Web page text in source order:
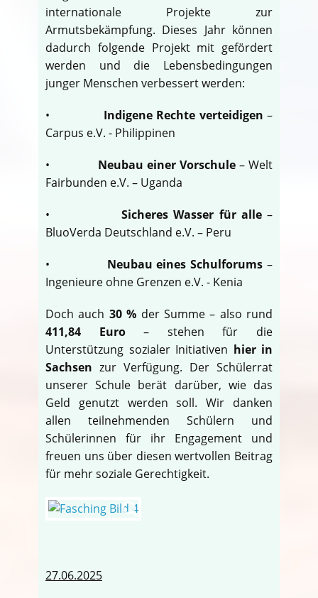
internationale Projekte zur
Armutsbekämpfung. Dieses Jahr können
dadurch folgende Projekt mit gefördert
werden und die Lebensbedingungen
junger Menschen verbessert werden:
• Indigene Rechte verteidigen –
Carpus e.V. - Philippinen
• Neubau einer Vorschule – Welt
Fairbunden e.V. – Uganda
•Sicheres Wasser für alle–
BluoVerda Deutschland e.V. – Peru
• Neubau eines Schulforums –
Ingenieure ohne Grenzen e.V. - Kenia
Doch auch 30 % der Summe – also rund
411,84 Euro– stehen für die
Unterstützung sozialer Initiativen hier in
Sachsen zur Verfügung. Der Schülerrat
unserer Schule berät darüber, wie das
Geld genutzt werden soll. Wir danken
allen teilnehmenden Schülern und
Schülerinnen für ihr Engagement und
freuen uns über diesen wertvollen Beitrag
für mehr soziale Gerechtigkeit.
27.06.2025